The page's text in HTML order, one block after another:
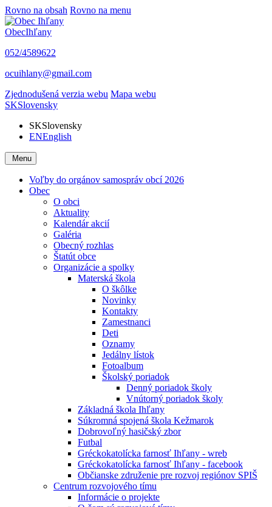
Rovno na obsah Rovno na menu
ObecIhľany
052/4589622
ocuihlany@gmail.com
Zjednodušená verzia webu Mapa webu
SKSlovensky
SKSlovensky
ENEnglish
Menu
Voľby do orgánov samospráv obcí 2026
Obec
O obci
Aktuality
Kalendár akcií
Galéria
Obecný rozhlas
Štatút obce
Organizácie a spolky
Materská škola
O škôlke
Novinky
Kontakty
Zamestnanci
Deti
Oznamy
Jedálny lístok
Fotoalbum
Školský poriadok
Denný poriadok školy
Vnútorný poriadok školy
Základná škola Ihľany
Súkromná spojená škola Kežmarok
Dobrovoľný hasičský zbor
Futbal
Gréckokatolícka farnosť Ihľany - wreb
Gréckokatolícka farnosť Ihľany - facebook
Občianske združenie pre rozvoj regiónov SPIŠ
Centrum rozvojového tímu
Informácie o projekte